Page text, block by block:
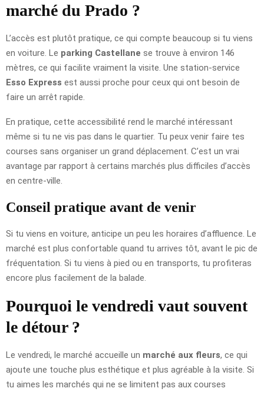
marché du Prado ?
L’accès est plutôt pratique, ce qui compte beaucoup si tu viens
en voiture. Le parking Castellane se trouve à environ 146
mètres, ce qui facilite vraiment la visite. Une station-service
Esso Express est aussi proche pour ceux qui ont besoin de
faire un arrêt rapide.
En pratique, cette accessibilité rend le marché intéressant
même si tu ne vis pas dans le quartier. Tu peux venir faire tes
courses sans organiser un grand déplacement. C’est un vrai
avantage par rapport à certains marchés plus difficiles d’accès
en centre-ville.
Conseil pratique avant de venir
Si tu viens en voiture, anticipe un peu les horaires d’affluence. Le
marché est plus confortable quand tu arrives tôt, avant le pic de
fréquentation. Si tu viens à pied ou en transports, tu profiteras
encore plus facilement de la balade.
Pourquoi le vendredi vaut souvent
le détour ?
Le vendredi, le marché accueille un marché aux fleurs, ce qui
ajoute une touche plus esthétique et plus agréable à la visite. Si
tu aimes les marchés qui ne se limitent pas aux courses